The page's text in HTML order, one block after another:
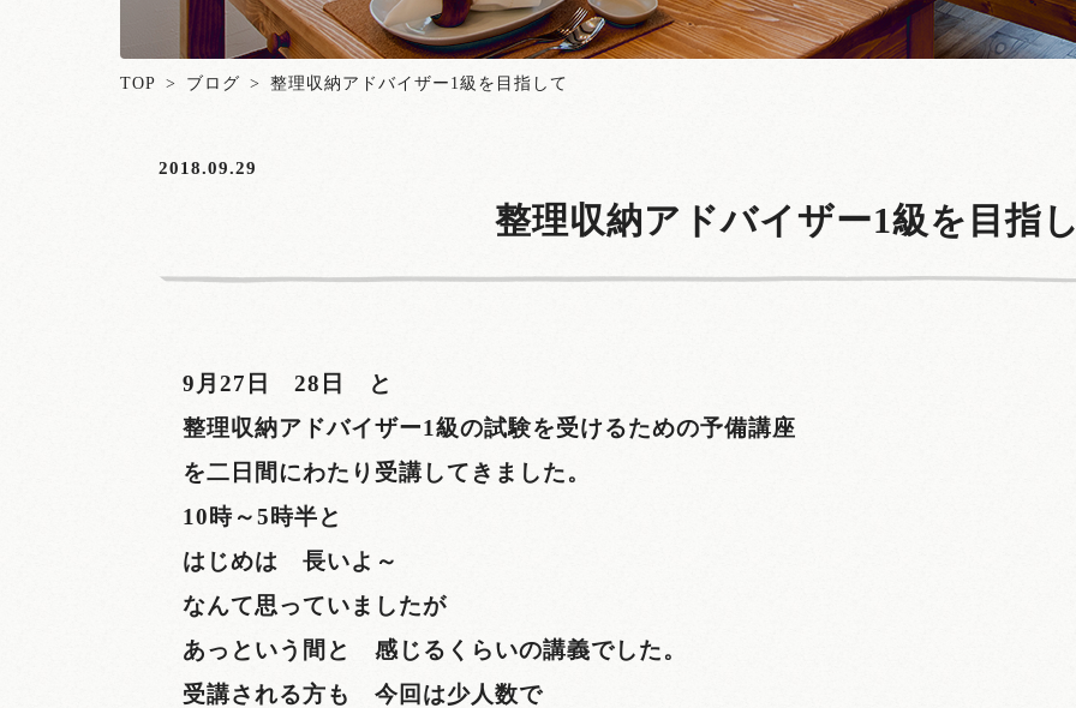
TOP > ブログ > 整理収納アドバイザー1級を目指して
2018.09.29
整理収納アドバイザー1級を目指
9月27日 28日 と
整理収納アドバイザー1級の試験を受けるための予備講座
を二日間にわたり受講してきました。
10時～5時半と
はじめは 長いよ～
なんて思っていましたが
あっという間と 感じるくらいの講義でした。
受講される方も 今回は少人数で